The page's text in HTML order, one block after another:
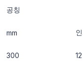
공칭
mm
300 12